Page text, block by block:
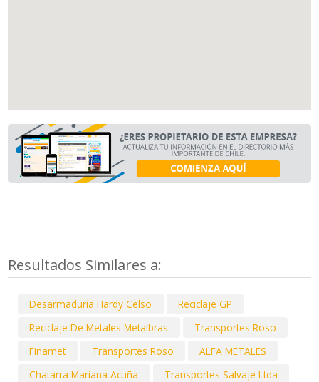
Resultados Similares a:
Desarmaduría Hardy Celso
Reciclaje GP
Reciclaje De Metales Metalbras
Transportes Roso
Finamet
Transportes Roso
ALFA METALES
Chatarra Mariana Acuña
Transportes Salvaje Ltda